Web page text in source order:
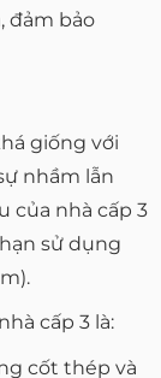
đảm bảo
giống với
nhầm lẫn
của nhà cấp 3
sử dụng
cấp 3 là:
cốt thép và